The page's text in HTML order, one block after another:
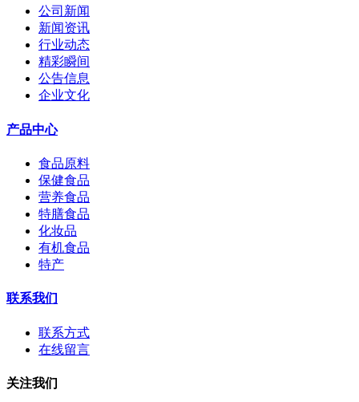
公司新闻
新闻资讯
行业动态
精彩瞬间
公告信息
企业文化
产品中心
食品原料
保健食品
营养食品
特膳食品
化妆品
有机食品
特产
联系我们
联系方式
在线留言
关注我们